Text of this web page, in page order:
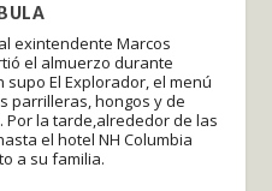
exintendente Marcos
el almuerzo durante
El Explorador, el menú
parrilleras, hongos y de
la tarde,alrededor de las
el hotel NH Columbia
a su familia.